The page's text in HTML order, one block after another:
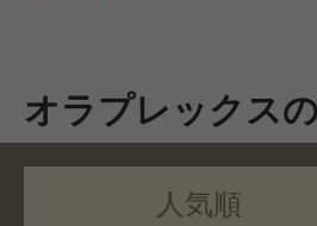
オラプレックス
人気順